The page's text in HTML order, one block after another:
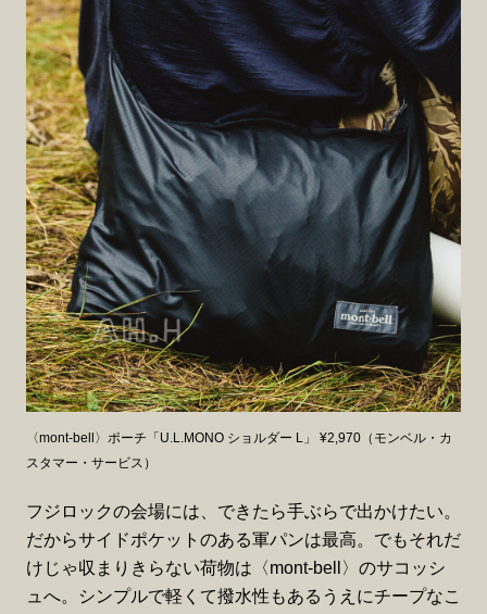
〈mont-bell〉ポーチ「U.L.MONO ショルダー L」 ¥2,970（モンベル・カ
スタマー・サービス）
フジロックの会場には、できたら手ぶらで出かけたい。
だからサイドポケットのある軍パンは最高。でもそれだ
けじゃ収まりきらない荷物は〈mont-bell〉のサコッシ
ュへ。シンプルで軽くて撥水性もあるうえにチープなこ